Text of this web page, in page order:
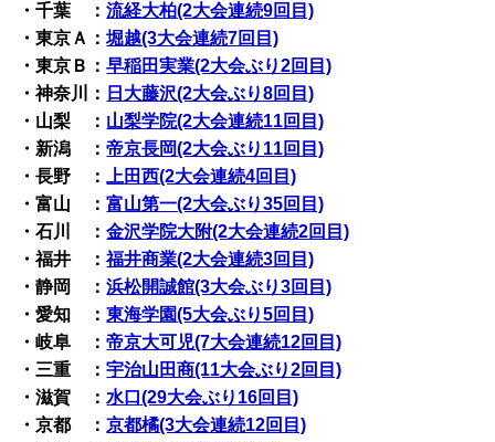
・千葉 ：流経大柏(2大会連続9回目)
・東京Ａ：堀越(3大会連続7回目)
・東京Ｂ：早稲田実業(2大会ぶり2回目)
・神奈川： 日大藤沢(2大会ぶり8回目)
・山梨 ： 山梨学院(2大会連続11回目)
・新潟 ：帝京長岡(2大会ぶり11回目)
・長野 ：
上田西(2大会連続4回目)
・富山 ：富山第一(2大会ぶり35回目)
・石川 ：金沢学院大附(2大会連続2回目)
・福井 ：福井商業(2大会連続3回目)
・静岡 ：浜松開誠館(3大会ぶり3回目)
・愛知 ：東海学園(5大会ぶり5回目)
・岐阜 ：帝京大可児(7大会連続12回目)
・三重 ：宇治山田商(11大会ぶり2回目)
・滋賀 ： 水口(29大会ぶり16回目)
・京都 ：京都橘(3大会連続12回目)